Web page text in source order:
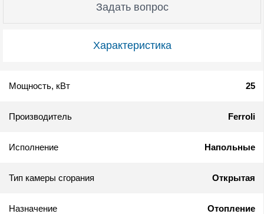
Характеристика
Задать вопрос
Мощность, кВт 25
Производитель Ferroli
Исполнение Напольные
Тип камеры сгорания Открытая
Назначение Отопление